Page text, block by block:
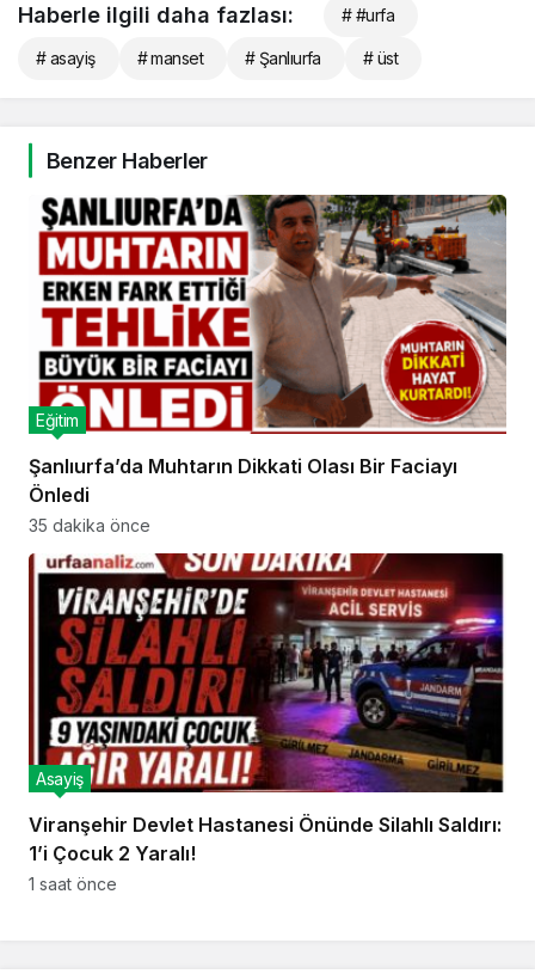
Haberle ilgili daha fazlası: # #urfa
# asayiş # manset # Şanlıurfa # üst
Benzer Haberler
Şanlıurfa’da Muhtarın Dikkati Olası Bir Faciayı
Önledi
Eğitim
35 dakika önce
Viranşehir Devlet Hastanesi Önünde Silahlı Saldırı:
1’i Çocuk 2 Yaralı!
Asayiş
1 saat önce